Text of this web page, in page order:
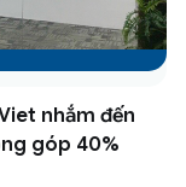
nhắm đến
góp 40%